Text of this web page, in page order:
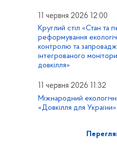
11 червня 2026 12:00
Круглий стіл «Стан та
реформування
контролю та
інтегрованого
довкілля»
11 червня 2026 11:32
Міжнародний
«Довкілля для України»